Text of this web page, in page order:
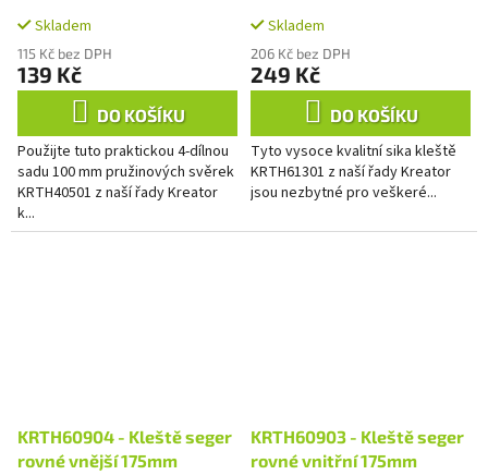
Skladem
115 Kč bez DPH
139 Kč
DO KOŠÍKU
Použijte tuto praktickou 4-dílnou
sadu 100 mm pružinových svěrek
KRTH40501 z naší řady Kreator
k...
Skladem
206 Kč bez DPH
249 Kč
DO KOŠÍKU
Tyto vysoce kvalitní sika kleště
KRTH61301 z naší řady Kreator
jsou nezbytné pro veškeré...
KRTH60904 - Kleště seger
rovné vnější 175mm
KRTH60903 - Kleště seger
rovné vnitřní 175mm